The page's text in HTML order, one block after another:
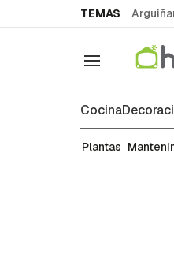
TEMAS
Navegación
Cocina
Plantas